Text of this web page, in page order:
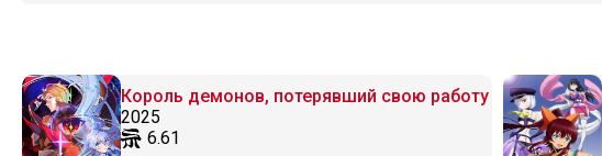
Король демонов, потерявший свою работу
2025
6.61